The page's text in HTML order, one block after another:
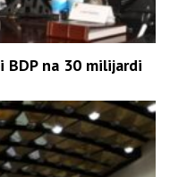
BDP na 30 milijardi